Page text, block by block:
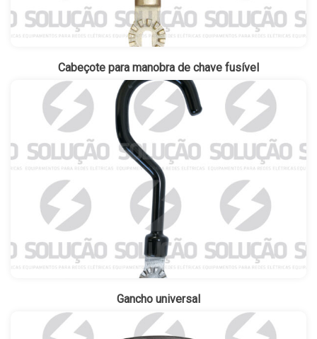
Cabeçote para manobra de chave fusível
Gancho universal